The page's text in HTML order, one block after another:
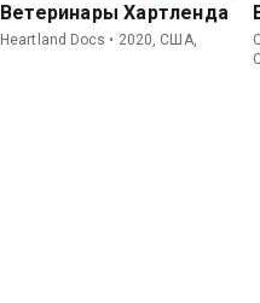
Ветеринары Хартленда
Heartland Docs • 2020, США,